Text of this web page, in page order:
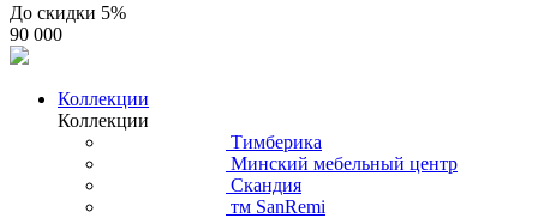
До скидки 5%
90 000
Коллекции
Коллекции
Тимберика
Минский мебельный центр
Скандия
тм SanRemi